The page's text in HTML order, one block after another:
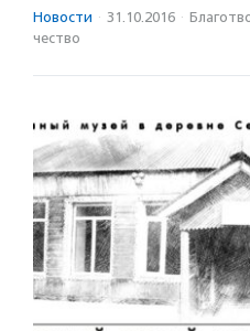
Новости · 31.10.2016 ·
чест­во